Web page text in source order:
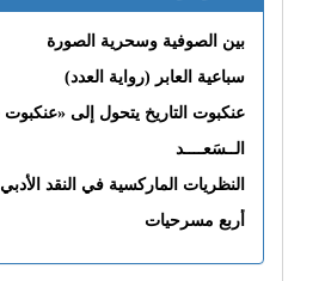
بين الصوفية وسحرية الصورة
سباعية العابر (رواية العدد)
الــسَعــــد
النظريات الماركسية في النقد الأدبي
أربع مسرحيات